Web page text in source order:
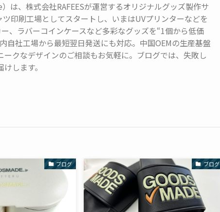
は、株式会社RAFEESが運営するオリジナルグッズ製作サ
印刷工場としてスタートし、いまはUVプリンターなどを
、ラバーコインケースなど多彩なグッズを“1個から低価
自社工場から最短翌日発送にも対応。中国OEMの生産基盤
ークなデザインのご相談もお気軽に。ブログでは、失敗し
します。
ブログ ブログ